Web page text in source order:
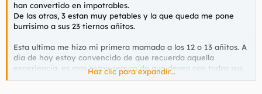
han convertido en impotrables.
De las otras, 3 estan muy petables y la que queda me pone
burrisimo a sus 23 tiernos añitos.
Esta ultima me hizo mi primera mamada a los 12 o 13 añitos. A
dia de hoy estoy convencido de que recuerda aquella
experiencia, es mas estoy seguro de que desea con todas sus
fuerzas que la empotre sin piedad.
Haz clic para expandir...